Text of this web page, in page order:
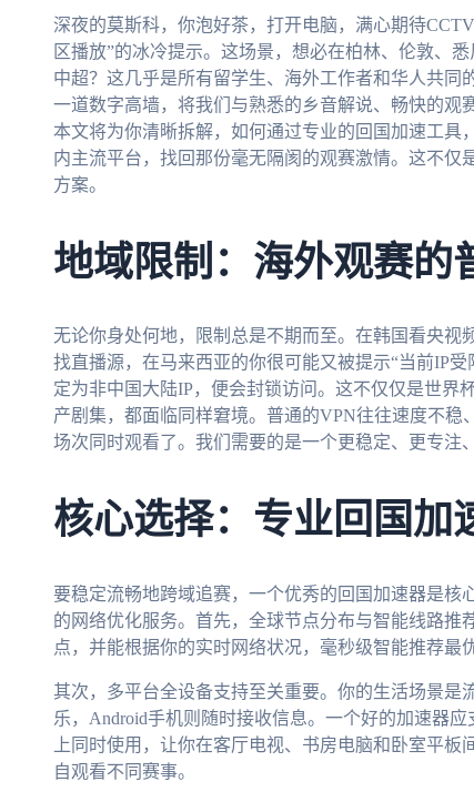
深夜的莫斯科，你泡好茶，打开电脑，满心期待
区播放”的冰冷提示。这场景，想必在柏林、伦敦、
中超？这几乎是所有留学生、海外工作者和华人共同
一道数字高墙，将我们与熟悉的乡音解说、畅快的观
本文将为你清晰拆解，如何通过专业的回国加速工具
内主流平台，找回那份毫无隔阂的观赛激情。这不
方案。
地域限制：海外观赛的
无论你身处何地，限制总是不期而至。在韩国看央视
找直播源，在马来西亚的你很可能又被提示“当前IP
定为非中国大陆IP，便会封锁访问。这不仅仅是世界
产剧集，都面临同样窘境。普通的VPN往往速度不稳
场次同时观看了。我们需要的是一个更稳定、更专注
核心选择：专业回国加
要稳定流畅地跨域追赛，一个优秀的回国加速器是
的网络优化服务。首先，全球节点分布与智能线路推
点，并能根据你的实时网络状况，毫秒级智能推荐最
其次，多平台全设备支持至关重要。你的生活场景
乐，Android手机则随时接收信息。一个好的加速器
上同时使用，让你在客厅电视、书房电脑和卧室平
自观看不同赛事。